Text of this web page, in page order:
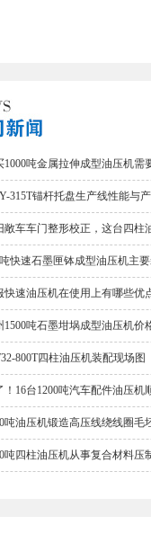
1000吨金属拉伸成型油压机需
315T锚杆托盘生产线性能与
敞车车门整形校正，这台四柱
快速石墨匣钵成型油压机主
快速油压机在使用上有哪些优
1500吨石墨坩埚成型油压机价
800T四柱油压机装配现场图
！16台1200吨汽车配件油压机
吨油压机锻造高压线绕线圈毛
吨四柱油压机从事复合材料压